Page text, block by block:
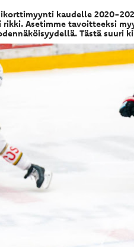
kaudelle 2020-
rikki. Asetimme tavoitteeksi
Tästä suuri